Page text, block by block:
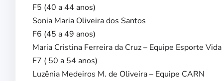
F5 (40 a 44 anos)
Sonia Maria Oliveira dos Santos
F6 (45 a 49 anos)
Maria Cristina Ferreira da Cruz – Equipe Esporte Vida
F7 ( 50 a 54 anos)
Luzênia Medeiros M. de Oliveira – Equipe CARN